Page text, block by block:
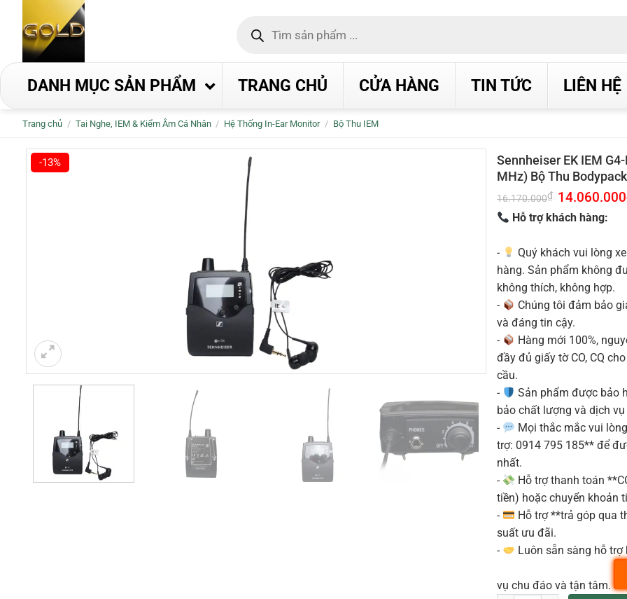
dung
kiếm
DANH MỤC SẢN PHẨM TRANG CHỦ CỬA HÀNG TIN TỨC LIÊN HỆ
Trang chủ / Tai Nghe, IEM & Kiểm Âm Cá Nhân / Hệ Thống In-Ear Monitor / Bộ Thu IEM
-13%
Sennheiser EK IEM
MHz) Bộ Thu
16.170.000₫ Giá
gốc
là:
16.170.000₫.
14.060.000
Hỗ trợ khách hàng:
-
Quý khách vui lòng
hàng. Sản phẩm không
không thích, không hợp.
-
Chúng tôi đảm bảo
và đáng tin cậy.
-
Hàng mới 100%,
đầy đủ giấy tờ CO, CQ
cầu.
-
Sản phẩm được bảo
bảo chất lượng và dịch
-
Mọi thắc mắc vui
trợ: 0914 795 185** để
nhất.
-
Hỗ trợ thanh toán
tiền) hoặc chuyển khoản
-
Hỗ trợ **trả góp qua
suất ưu đãi.
-
Luôn sẵn sàng hỗ
vụ chu đáo và tận tâm.